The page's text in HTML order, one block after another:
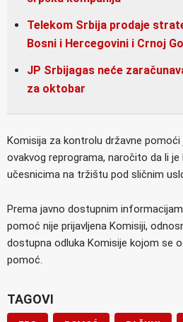
Telekom Srbija prodaje
Bosni i Hercegovini i Crnoj
JP Srbijagas neće
za oktobar
Komisija za kontrolu državne
ovakvog reprograma, naročito da li
učesnicima na tržištu pod sličnim
Prema javno dostupnim
pomoć nije prijavljena Komisiji,
dostupna odluka Komisije kojom se
pomoć.
TAGOVI